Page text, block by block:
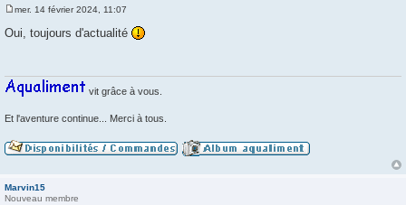
s
mer. 14 février 2024, 11:07
Oui, toujours d'actualité
vit grâce à vous.
Et l'aventure continue... Merci à tous.
Marvin15
Nouveau membre